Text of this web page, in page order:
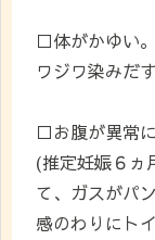
□体がかゆい
ワジワ染みだ
□お腹が異常
(推定妊娠６ヵ
て、ガスがパ
感のわりにト